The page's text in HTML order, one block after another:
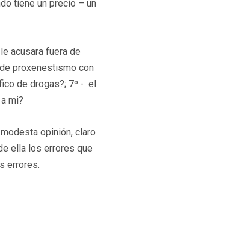
tiene un precio – un
acusara fuera de
proxenestismo con
de drogas?; 7º.- el
mi?
opinión, claro
ella los errores que
errores.